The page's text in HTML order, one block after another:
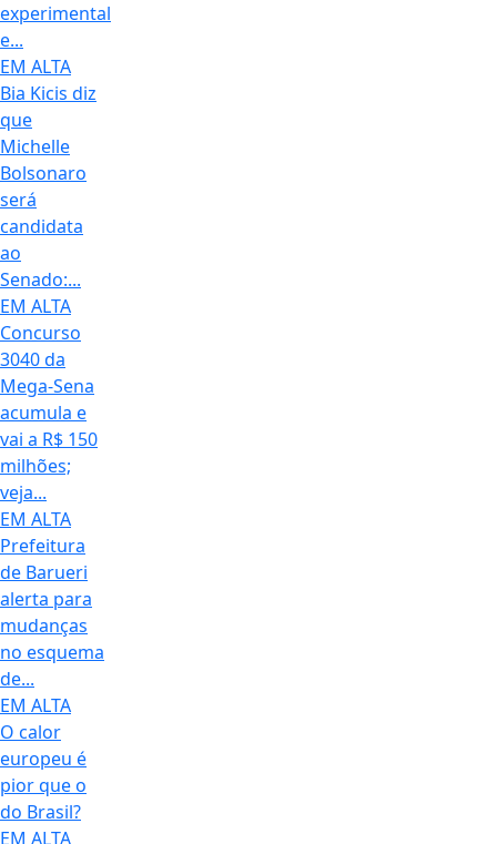
experimental
e...
EM ALTA
Bia Kicis diz
que
Michelle
Bolsonaro
será
candidata
ao
Senado:...
EM ALTA
Concurso
3040 da
Mega-Sena
acumula e
vai a R$ 150
milhões;
veja...
EM ALTA
Prefeitura
de Barueri
alerta para
mudanças
no esquema
de...
EM ALTA
O calor
europeu é
pior que o
do Brasil?
EM ALTA